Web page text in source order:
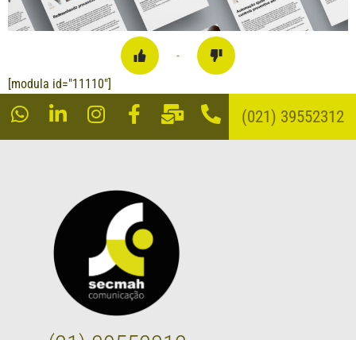
-
[modula id="11110"]
(021) 39552312